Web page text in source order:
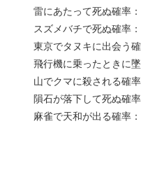
雷にあたって死ぬ確率
スズメバチで死ぬ確率
東京でタヌキに出会う
飛行機に乗ったときに
山でクマに殺される確
隕石が落下して死ぬ確
麻雀で天和が出る確率